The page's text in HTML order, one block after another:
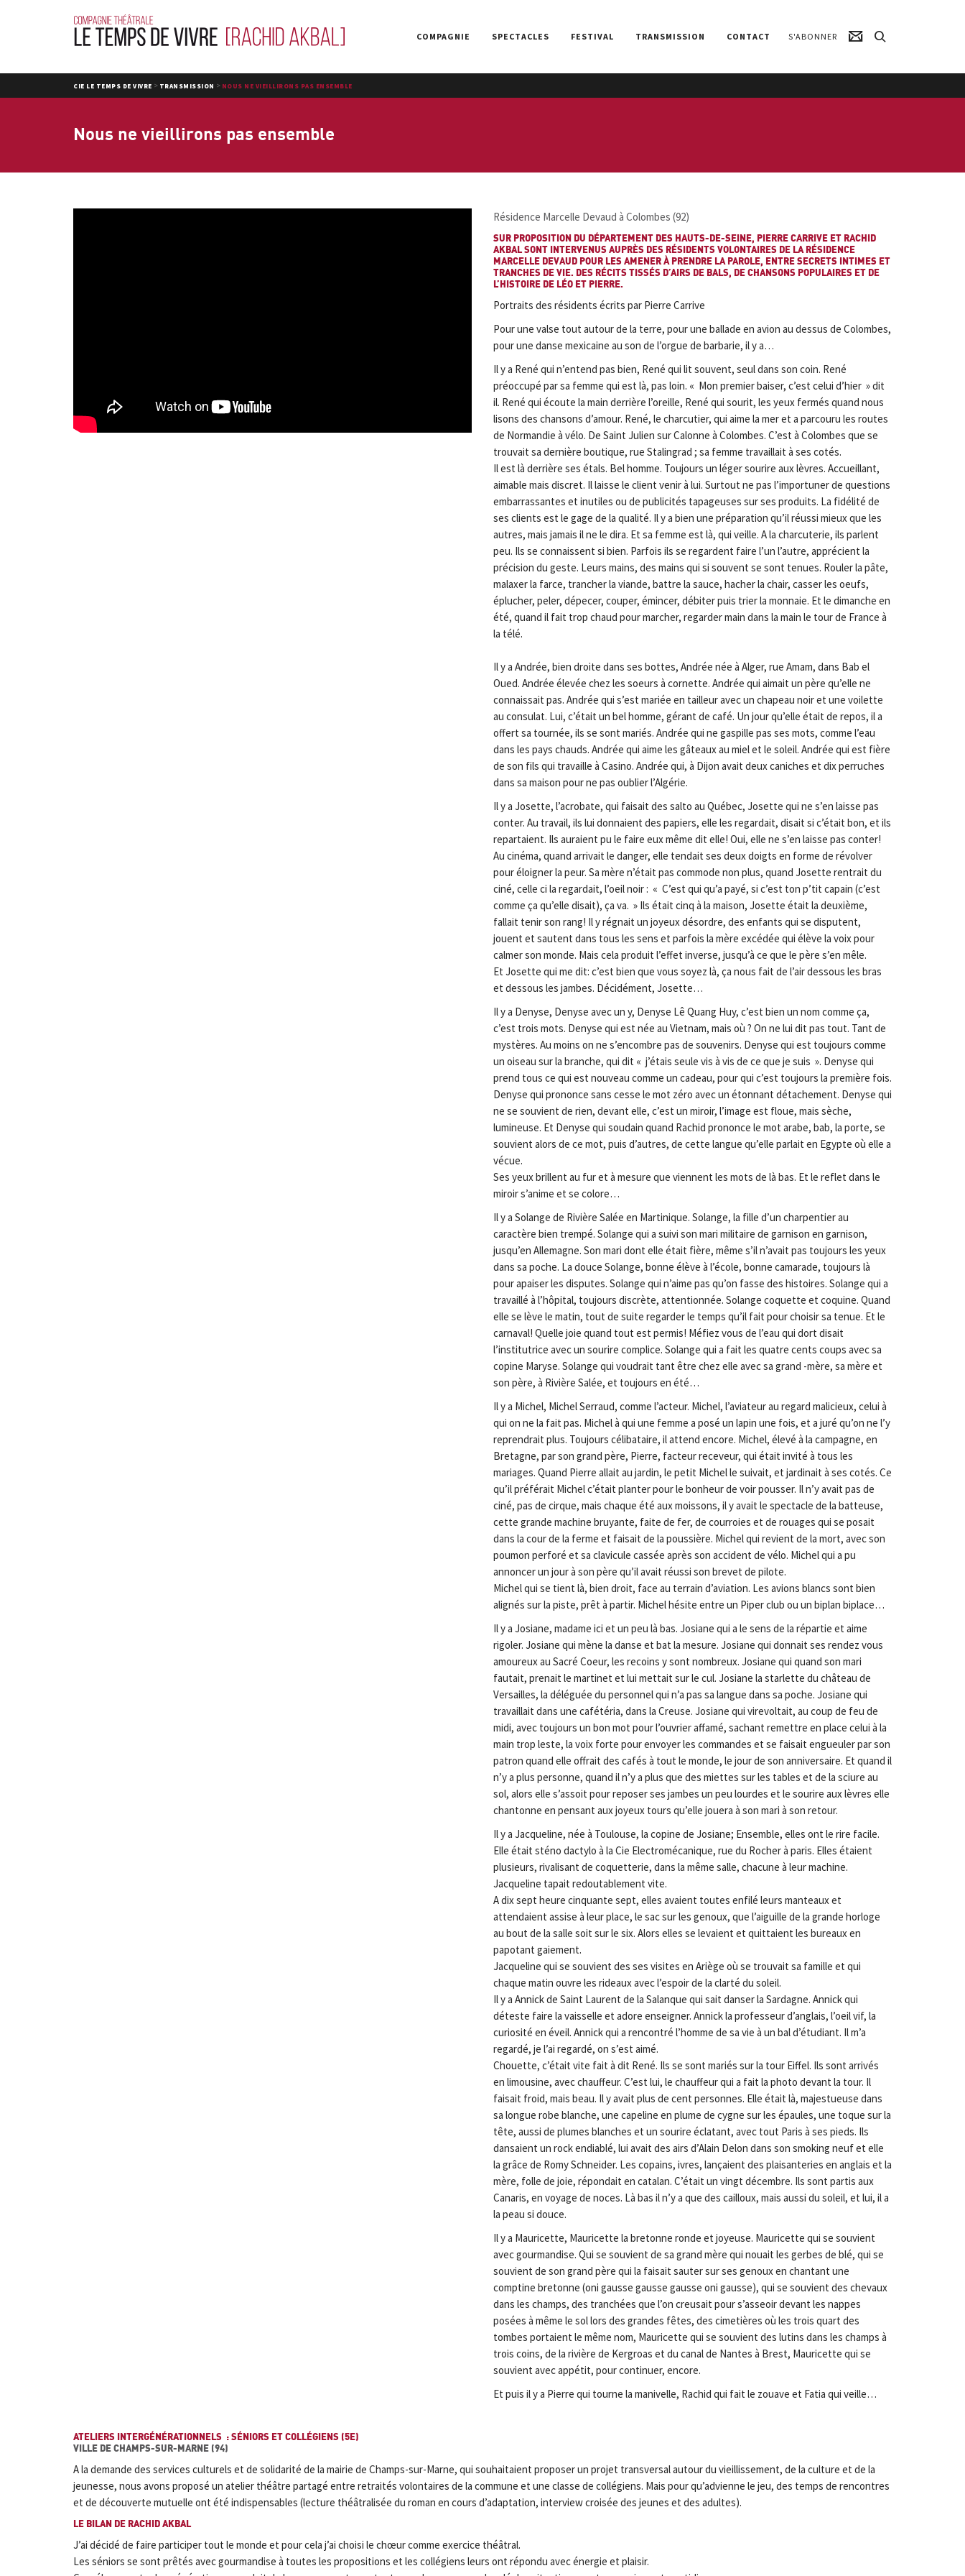
COMPAGNIE SPECTACLES FESTIVAL TRANSMISSION CONTACT S'ABONNER
CIE LE TEMPS DE VIVRE > TRANSMISSION > NOUS NE VIEILLIRONS PAS ENSEMBLE
Nous ne vieillirons pas ensemble
Résidence Marcelle Devaud à Colombes (92)
SUR PROPOSITION DU DÉPARTEMENT DES HAUTS-DE-SEINE, PIERRE CARRIVE ET RACHID
AKBAL SONT INTERVENUS AUPRÈS DES RÉSIDENTS VOLONTAIRES DE LA RÉSIDENCE
MARCELLE DEVAUD POUR LES AMENER À PRENDRE LA PAROLE, ENTRE SECRETS INTIMES ET
TRANCHES DE VIE. DES RÉCITS TISSÉS D’AIRS DE BALS, DE CHANSONS POPULAIRES ET DE
L’HISTOIRE DE LÉO ET PIERRE.
Portraits des résidents écrits par Pierre Carrive
Pour une valse tout autour de la terre, pour une ballade en avion au dessus de Colombes,
pour une danse mexicaine au son de l’orgue de barbarie, il y a…
Il y a René qui n’entend pas bien, René qui lit souvent, seul dans son coin. René
préoccupé par sa femme qui est là, pas loin. « Mon premier baiser, c’est celui d’hier » dit
il. René qui écoute la main derrière l’oreille, René qui sourit, les yeux fermés quand nous
lisons des chansons d’amour. René, le charcutier, qui aime la mer et a parcouru les routes
de Normandie à vélo. De Saint Julien sur Calonne à Colombes. C’est à Colombes que se
trouvait sa dernière boutique, rue Stalingrad ; sa femme travaillait à ses cotés.
Il est là derrière ses étals. Bel homme. Toujours un léger sourire aux lèvres. Accueillant,
aimable mais discret. Il laisse le client venir à lui. Surtout ne pas l’importuner de questions
embarrassantes et inutiles ou de publicités tapageuses sur ses produits. La fidélité de
ses clients est le gage de la qualité. Il y a bien une préparation qu’il réussi mieux que les
autres, mais jamais il ne le dira. Et sa femme est là, qui veille. A la charcuterie, ils parlent
peu. Ils se connaissent si bien. Parfois ils se regardent faire l’un l’autre, apprécient la
précision du geste. Leurs mains, des mains qui si souvent se sont tenues. Rouler la pâte,
malaxer la farce, trancher la viande, battre la sauce, hacher la chair, casser les oeufs,
éplucher, peler, dépecer, couper, émincer, débiter puis trier la monnaie. Et le dimanche en
été, quand il fait trop chaud pour marcher, regarder main dans la main le tour de France à
la télé.
Il y a Andrée, bien droite dans ses bottes, Andrée née à Alger, rue Amam, dans Bab el
Oued. Andrée élevée chez les soeurs à cornette. Andrée qui aimait un père qu’elle ne
connaissait pas. Andrée qui s’est mariée en tailleur avec un chapeau noir et une voilette
au consulat. Lui, c’était un bel homme, gérant de café. Un jour qu’elle était de repos, il a
offert sa tournée, ils se sont mariés. Andrée qui ne gaspille pas ses mots, comme l’eau
dans les pays chauds. Andrée qui aime les gâteaux au miel et le soleil. Andrée qui est fière
de son fils qui travaille à Casino. Andrée qui, à Dijon avait deux caniches et dix perruches
dans sa maison pour ne pas oublier l’Algérie.
Il y a Josette, l’acrobate, qui faisait des salto au Québec, Josette qui ne s’en laisse pas
conter. Au travail, ils lui donnaient des papiers, elle les regardait, disait si c’était bon, et ils
repartaient. Ils auraient pu le faire eux même dit elle! Oui, elle ne s’en laisse pas conter!
Au cinéma, quand arrivait le danger, elle tendait ses deux doigts en forme de révolver
pour éloigner la peur. Sa mère n’était pas commode non plus, quand Josette rentrait du
ciné, celle ci la regardait, l’oeil noir : « C’est qui qu’a payé, si c’est ton p’tit capain (c’est
comme ça qu’elle disait), ça va. » Ils était cinq à la maison, Josette était la deuxième,
fallait tenir son rang! Il y régnait un joyeux désordre, des enfants qui se disputent,
jouent et sautent dans tous les sens et parfois la mère excédée qui élève la voix pour
calmer son monde. Mais cela produit l’effet inverse, jusqu’à ce que le père s’en mêle.
Et Josette qui me dit: c’est bien que vous soyez là, ça nous fait de l’air dessous les bras
et dessous les jambes. Décidément, Josette…
Il y a Denyse, Denyse avec un y, Denyse Lê Quang Huy, c’est bien un nom comme ça,
c’est trois mots. Denyse qui est née au Vietnam, mais où ? On ne lui dit pas tout. Tant de
mystères. Au moins on ne s’encombre pas de souvenirs. Denyse qui est toujours comme
un oiseau sur la branche, qui dit « j’étais seule vis à vis de ce que je suis ». Denyse qui
prend tous ce qui est nouveau comme un cadeau, pour qui c’est toujours la première fois.
Denyse qui prononce sans cesse le mot zéro avec un étonnant détachement. Denyse qui
ne se souvient de rien, devant elle, c’est un miroir, l’image est floue, mais sèche,
lumineuse. Et Denyse qui soudain quand Rachid prononce le mot arabe, bab, la porte, se
souvient alors de ce mot, puis d’autres, de cette langue qu’elle parlait en Egypte où elle a
vécue.
Ses yeux brillent au fur et à mesure que viennent les mots de là bas. Et le reflet dans le
miroir s’anime et se colore…
Il y a Solange de Rivière Salée en Martinique. Solange, la fille d’un charpentier au
caractère bien trempé. Solange qui a suivi son mari militaire de garnison en garnison,
jusqu’en Allemagne. Son mari dont elle était fière, même s’il n’avait pas toujours les yeux
dans sa poche. La douce Solange, bonne élève à l’école, bonne camarade, toujours là
pour apaiser les disputes. Solange qui n’aime pas qu’on fasse des histoires. Solange qui a
travaillé à l’hôpital, toujours discrète, attentionnée. Solange coquette et coquine. Quand
elle se lève le matin, tout de suite regarder le temps qu’il fait pour choisir sa tenue. Et le
carnaval! Quelle joie quand tout est permis! Méfiez vous de l’eau qui dort disait
l’institutrice avec un sourire complice. Solange qui a fait les quatre cents coups avec sa
copine Maryse. Solange qui voudrait tant être chez elle avec sa grand -mère, sa mère et
son père, à Rivière Salée, et toujours en été…
Il y a Michel, Michel Serraud, comme l’acteur. Michel, l’aviateur au regard malicieux, celui à
qui on ne la fait pas. Michel à qui une femme a posé un lapin une fois, et a juré qu’on ne l’y
reprendrait plus. Toujours célibataire, il attend encore. Michel, élevé à la campagne, en
Bretagne, par son grand père, Pierre, facteur receveur, qui était invité à tous les
mariages. Quand Pierre allait au jardin, le petit Michel le suivait, et jardinait à ses cotés. Ce
qu’il préférait Michel c’était planter pour le bonheur de voir pousser. Il n’y avait pas de
ciné, pas de cirque, mais chaque été aux moissons, il y avait le spectacle de la batteuse,
cette grande machine bruyante, faite de fer, de courroies et de rouages qui se posait
dans la cour de la ferme et faisait de la poussière. Michel qui revient de la mort, avec son
poumon perforé et sa clavicule cassée après son accident de vélo. Michel qui a pu
annoncer un jour à son père qu’il avait réussi son brevet de pilote.
Michel qui se tient là, bien droit, face au terrain d’aviation. Les avions blancs sont bien
alignés sur la piste, prêt à partir. Michel hésite entre un Piper club ou un biplan biplace…
Il y a Josiane, madame ici et un peu là bas. Josiane qui a le sens de la répartie et aime
rigoler. Josiane qui mène la danse et bat la mesure. Josiane qui donnait ses rendez vous
amoureux au Sacré Coeur, les recoins y sont nombreux. Josiane qui quand son mari
fautait, prenait le martinet et lui mettait sur le cul. Josiane la starlette du château de
Versailles, la déléguée du personnel qui n’a pas sa langue dans sa poche. Josiane qui
travaillait dans une cafétéria, dans la Creuse. Josiane qui virevoltait, au coup de feu de
midi, avec toujours un bon mot pour l’ouvrier affamé, sachant remettre en place celui à la
main trop leste, la voix forte pour envoyer les commandes et se faisait engueuler par son
patron quand elle offrait des cafés à tout le monde, le jour de son anniversaire. Et quand il
n’y a plus personne, quand il n’y a plus que des miettes sur les tables et de la sciure au
sol, alors elle s’assoit pour reposer ses jambes un peu lourdes et le sourire aux lèvres elle
chantonne en pensant aux joyeux tours qu’elle jouera à son mari à son retour.
Il y a Jacqueline, née à Toulouse, la copine de Josiane; Ensemble, elles ont le rire facile.
Elle était sténo dactylo à la Cie Electromécanique, rue du Rocher à paris. Elles étaient
plusieurs, rivalisant de coquetterie, dans la même salle, chacune à leur machine.
Jacqueline tapait redoutablement vite.
A dix sept heure cinquante sept, elles avaient toutes enfilé leurs manteaux et
attendaient assise à leur place, le sac sur les genoux, que l’aiguille de la grande horloge
au bout de la salle soit sur le six. Alors elles se levaient et quittaient les bureaux en
papotant gaiement.
Jacqueline qui se souvient des ses visites en Ariège où se trouvait sa famille et qui
chaque matin ouvre les rideaux avec l’espoir de la clarté du soleil.
Il y a Annick de Saint Laurent de la Salanque qui sait danser la Sardagne. Annick qui
déteste faire la vaisselle et adore enseigner. Annick la professeur d’anglais, l’oeil vif, la
curiosité en éveil. Annick qui a rencontré l’homme de sa vie à un bal d’étudiant. Il m’a
regardé, je l’ai regardé, on s’est aimé.
Chouette, c’était vite fait à dit René. Ils se sont mariés sur la tour Eiffel. Ils sont arrivés
en limousine, avec chauffeur. C’est lui, le chauffeur qui a fait la photo devant la tour. Il
faisait froid, mais beau. Il y avait plus de cent personnes. Elle était là, majestueuse dans
sa longue robe blanche, une capeline en plume de cygne sur les épaules, une toque sur la
tête, aussi de plumes blanches et un sourire éclatant, avec tout Paris à ses pieds. Ils
dansaient un rock endiablé, lui avait des airs d’Alain Delon dans son smoking neuf et elle
la grâce de Romy Schneider. Les copains, ivres, lançaient des plaisanteries en anglais et la
mère, folle de joie, répondait en catalan. C’était un vingt décembre. Ils sont partis aux
Canaris, en voyage de noces. Là bas il n’y a que des cailloux, mais aussi du soleil, et lui, il a
la peau si douce.
Il y a Mauricette, Mauricette la bretonne ronde et joyeuse. Mauricette qui se souvient
avec gourmandise. Qui se souvient de sa grand mère qui nouait les gerbes de blé, qui se
souvient de son grand père qui la faisait sauter sur ses genoux en chantant une
comptine bretonne (oni gausse gausse gausse oni gausse), qui se souvient des chevaux
dans les champs, des tranchées que l’on creusait pour s’asseoir devant les nappes
posées à même le sol lors des grandes fêtes, des cimetières où les trois quart des
tombes portaient le même nom, Mauricette qui se souvient des lutins dans les champs à
trois coins, de la rivière de Kergroas et du canal de Nantes à Brest, Mauricette qui se
souvient avec appétit, pour continuer, encore.
Et puis il y a Pierre qui tourne la manivelle, Rachid qui fait le zouave et Fatia qui veille…
ATELIERS INTERGÉNÉRATIONNELS : SÉNIORS ET COLLÉGIENS (5E)
VILLE DE CHAMPS-SUR-MARNE (94)
A la demande des services culturels et de solidarité de la mairie de Champs-sur-Marne, qui souhaitaient proposer un projet transversal autour du vieillissement, de la culture et de la
jeunesse, nous avons proposé un atelier théâtre partagé entre retraités volontaires de la commune et une classe de collégiens. Mais pour qu’advienne le jeu, des temps de rencontres
et de découverte mutuelle ont été indispensables (lecture théâtralisée du roman en cours d’adaptation, interview croisée des jeunes et des adultes).
LE BILAN DE RACHID AKBAL
J’ai décidé de faire participer tout le monde et pour cela j’ai choisi le chœur comme exercice théâtral.
Les séniors se sont prêtés avec gourmandise à toutes les propositions et les collégiens leurs ont répondu avec énergie et plaisir.